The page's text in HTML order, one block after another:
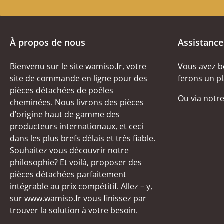
À propos de nous
Bienvenu sur le site wamiso.fr, votre
site de commande en ligne pour des
pièces détachées de poêles
cheminées. Nous livrons des pièces
d’origine haut de gamme des
producteurs internationaux, et ceci
dans les plus brefs délais et très fiable.
Souhaitez vous découvrir notre
philosophie? Et voilà, proposer des
pièces détachées parfaitement
intégrable au prix compétitif. Allez – y,
sur www.wamiso.fr vous finissez par
trouver la solution à votre besoin.
Vous avez
ferons un
Ou via notre